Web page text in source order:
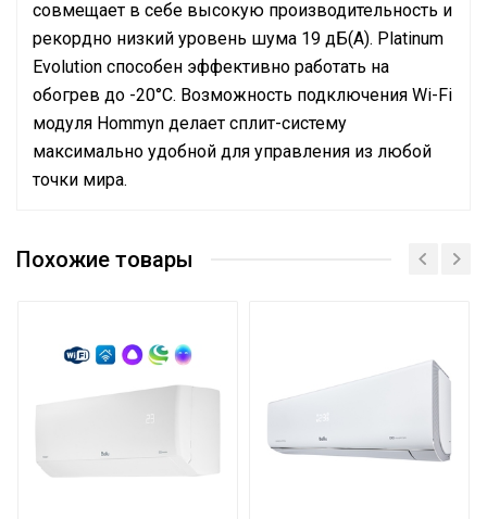
совмещает в себе высокую производительность и
рекордно низкий уровень шума 19 дБ(А). Platinum
Evolution способен эффективно работать на
обогрев до -20°С. Возможность подключения Wi-Fi
модуля Hommyn делает сплит-систему
максимально удобной для управления из любой
точки мира.
площадью до
Вес фреона
Номинальная
охлаждения
Номинальная
Похожие товары